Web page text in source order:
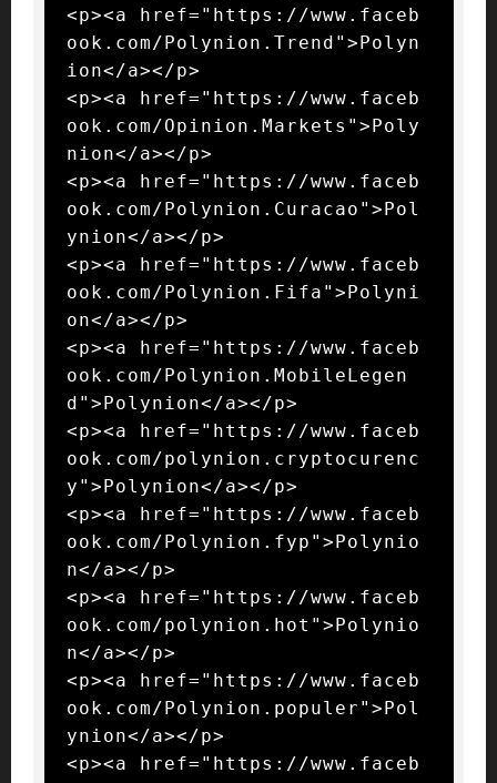
<p><a href="https://www.faceb
ook.com/Polynion.Trend">Polyn
ion</a></p>
<p><a href="https://www.faceb
ook.com/Opinion.Markets">Poly
nion</a></p>
<p><a href="https://www.faceb
ook.com/Polynion.Curacao">Pol
ynion</a></p>
<p><a href="https://www.faceb
ook.com/Polynion.Fifa">Polyni
on</a></p>
<p><a href="https://www.faceb
ook.com/Polynion.MobileLegen
d">Polynion</a></p>
<p><a href="https://www.faceb
ook.com/polynion.cryptocurenc
y">Polynion</a></p>
<p><a href="https://www.faceb
ook.com/Polynion.fyp">Polynio
n</a></p>
<p><a href="https://www.faceb
ook.com/polynion.hot">Polynio
n</a></p>
<p><a href="https://www.faceb
ook.com/Polynion.populer">Pol
ynion</a></p>
<p><a href="https://www.faceb